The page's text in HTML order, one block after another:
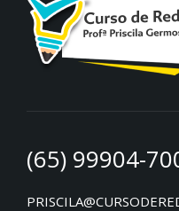
(65) 99904-